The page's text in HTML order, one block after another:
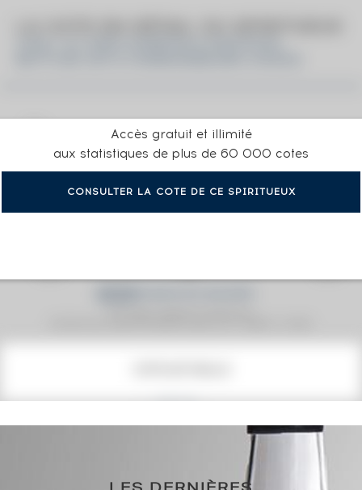
Accès gratuit et illimité
aux statistiques de plus de 60 000 cotes
CONSULTER LA COTE DE CE SPIRITUEUX
167€
(plus haut annuel)